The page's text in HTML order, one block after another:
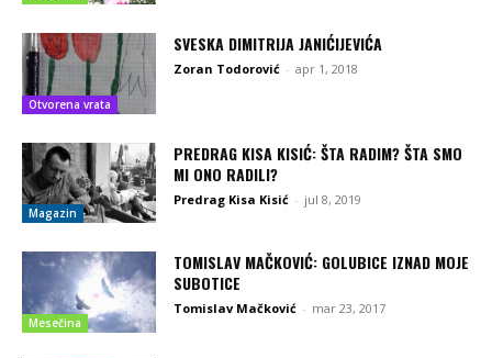
Otvorena vrata
SVESKA DIMITRIJA JANIĆIJEVIĆA
Zoran Todorović - apr 1, 2018
Magazin
PREDRAG KISA KISIĆ: ŠTA RADIM? ŠTA SMO
MI ONO RADILI?
Predrag Kisa Kisić - jul 8, 2019
Mesečina
TOMISLAV MAČKOVIĆ: GOLUBICE IZNAD MOJE
SUBOTICE
Tomislav Mačković - mar 23, 2017